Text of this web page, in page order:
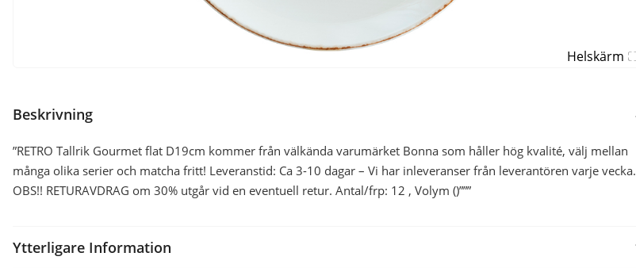
Helskärm
Beskrivning
”RETRO Tallrik Gourmet flat D19cm kommer från välkända varumärket Bonna som håller hög kvalité, välj mellan
många olika serier och matcha fritt! Leveranstid: Ca 3-10 dagar – Vi har inleveranser från leverantören varje vecka.
OBS!! RETURAVDRAG om 30% utgår vid en eventuell retur. Antal/frp: 12 , Volym ()”””
Ytterligare Information